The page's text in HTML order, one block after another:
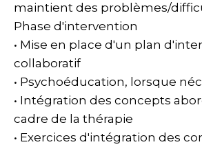
maintient des problèmes/
Phase d'intervention
• Mise en place d'un plan
collaboratif
• Psychoéducation, lorsque
• Intégration des concepts
cadre de la thérapie
• Exercices d'intégration des